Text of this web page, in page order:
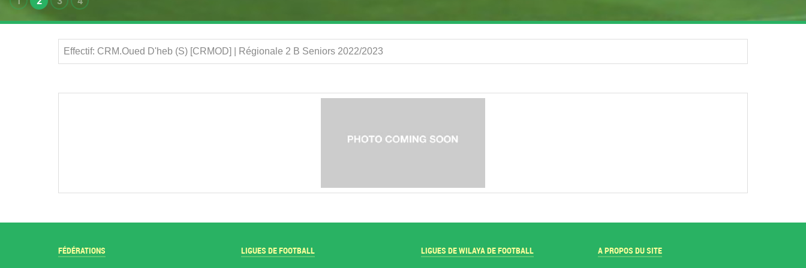
Effectif: CRM.Oued D'heb (S) [CRMOD] | Régionale 2 B Seniors 2022/2023
FÉDÉRATIONS LIGUES DE FOOTBALL LIGUES DE WILAYA DE FOOTBALL A PROPOS DU SITE